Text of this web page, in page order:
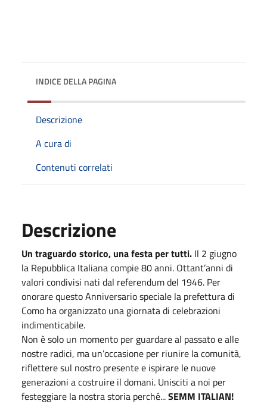
INDICE DELLA PAGINA
Descrizione
A cura di
Contenuti correlati
Descrizione
Un traguardo storico, una festa per tutti. Il 2 giugno
la Repubblica Italiana compie 80 anni. Ottant’anni di
valori condivisi nati dal referendum del 1946. Per
onorare questo Anniversario speciale la prefettura di
Como ha organizzato una giornata di celebrazioni
indimenticabile.
Non è solo un momento per guardare al passato e alle
nostre radici, ma un’occasione per riunire la comunità,
riflettere sul nostro presente e ispirare le nuove
generazioni a costruire il domani. Unisciti a noi per
festeggiare la nostra storia perché...SEMM ITALIAN!